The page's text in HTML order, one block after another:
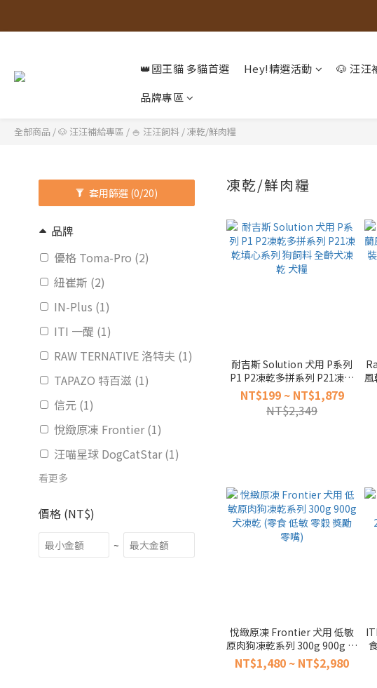
👑國王貓 多貓首選 Hey!精選活動 🐶 汪汪
品牌專區
全部商品 /🐶 汪汪補給專區 / 🍚 汪汪飼料 /凍乾/鮮肉糧
套用篩選 (0/20)
品牌
優格 Toma-Pro (2)
紐崔斯 (2)
IN-Plus (1)
ITI 一醍 (1)
RAW TERNATIVE 洛特夫 (1)
TAPAZO 特百滋 (1)
信元 (1)
悅緻原凍 Frontier (1)
汪喵星球 DogCatStar (1)
看更多
價格 (NT$)
~
凍乾/鮮肉糧
耐吉斯 Solution 犬用 P系列
P1 P2凍乾多拼系列 P21凍乾
填心系列 狗飼料 全齡犬凍乾
犬糧
NT$199 ~ NT$1,879
NT$2,349
風
悅緻原凍 Frontier 犬用 低敏
原肉狗凍乾系列 300g 900g 犬
凍乾 (零食 低敏 零穀 獎勵 零
嘴)
NT$1,480 ~ NT$2,980